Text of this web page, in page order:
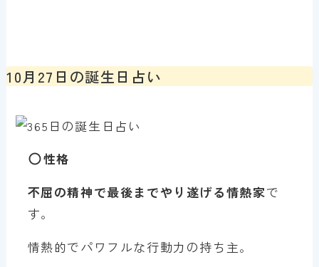
10月27日の誕生日占い
性格
不屈の精神で最後までやり遂げる情熱家で
す。
情熱的でパワフルな行動力の持ち主。